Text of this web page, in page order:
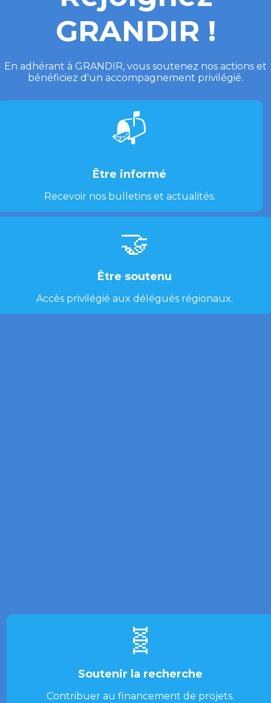
GRANDIR !
En adhérant à GRANDIR, vous soutenez nos actions et
bénéficiez d'un accompagnement privilégié.
📬
Être informé
Recevoir nos bulletins et actualités.
🤝
Être soutenu
Accès privilégié aux délégués régionaux.
🧬
Soutenir la recherche
Contribuer au financement de projets.